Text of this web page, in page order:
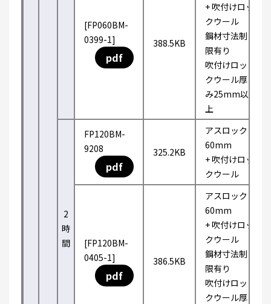
[FP060BM-
0399-1]
pdf
388.5KB
+ 吹付けロッ
クウール
鋼材寸法制
限有り
吹付けロッ
クウール厚
み25mm以
上
2
時
間
FP120BM-
9208
pdf
325.2KB
アスロック
60mm
+ 吹付けロッ
クウール
[FP120BM-
0405-1]
pdf
386.5KB
アスロック
60mm
+ 吹付けロッ
クウール
鋼材寸法制
限有り
吹付けロッ
クウール厚